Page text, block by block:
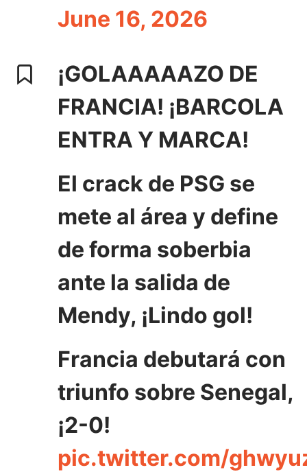
June 16, 2026
¡GOLAAAAAZO DE
FRANCIA! ¡BARCOLA
ENTRA Y MARCA!
El crack de PSG se
mete al área y define
de forma soberbia
ante la salida de
Mendy, ¡Lindo gol!
Francia debutará con
triunfo sobre Senegal,
¡2-0!
pic.twitter.com/